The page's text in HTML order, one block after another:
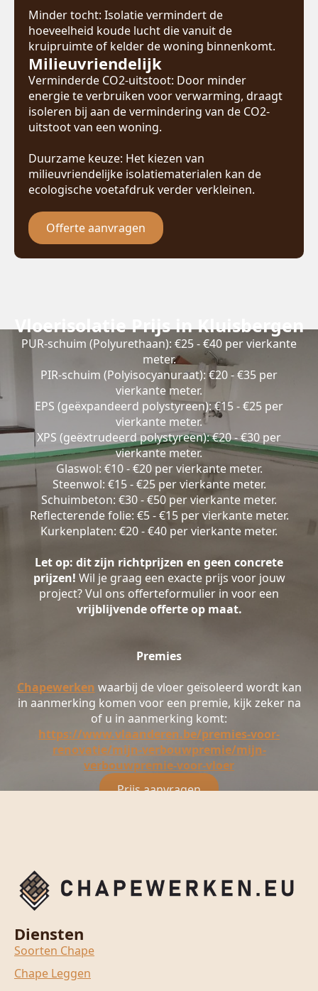
Minder tocht: Isolatie vermindert de
hoeveelheid koude lucht die vanuit de
kruipruimte of kelder de woning binnenkomt.
Milieuvriendelijk
Verminderde CO2-uitstoot: Door minder
energie te verbruiken voor verwarming, draagt
isoleren bij aan de vermindering van de CO2-
uitstoot van een woning.
Duurzame keuze: Het kiezen van
milieuvriendelijke isolatiematerialen kan de
ecologische voetafdruk verder verkleinen.
Offerte aanvragen
Vloerisolatie Prijs in Kluisbergen
PUR-schuim (Polyurethaan): €25 - €40 per vierkante
meter.
PIR-schuim (Polyisocyanuraat): €20 - €35 per
vierkante meter.
EPS (geëxpandeerd polystyreen): €15 - €25 per
vierkante meter.
XPS (geëxtrudeerd polystyreen): €20 - €30 per
vierkante meter.
Glaswol: €10 - €20 per vierkante meter.
Steenwol: €15 - €25 per vierkante meter.
Schuimbeton: €30 - €50 per vierkante meter.
Reflecterende folie: €5 - €15 per vierkante meter.
Kurkenplaten: €20 - €40 per vierkante meter.
Let op: dit zijn richtprijzen en geen concrete
prijzen! Wil je graag een exacte prijs voor jouw
project? Vul ons offerteformulier in voor een
vrijblijvende offerte op maat.
Premies
Chapewerken waarbij de vloer geïsoleerd wordt kan
in aanmerking komen voor een premie, kijk zeker na
of u in aanmerking komt:
https://www.vlaanderen.be/premies-voor-
renovatie/mijn-verbouwpremie/mijn-
verbouwpremie-voor-vloer
Prijs aanvragen
Diensten
Soorten Chape
Chape Leggen